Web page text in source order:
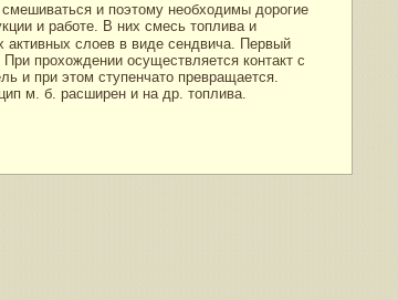
и поэтому необходимы дорогие
и работе. В них смесь топлива и
активных слоев в виде сендвича. Первый
прохождении осуществляется контакт с
и при этом ступенчато превращается.
м. б. расширен и на др. топлива.